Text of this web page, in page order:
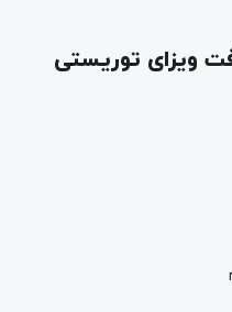
ویزای توریستی